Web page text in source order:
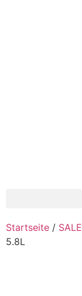
Startseite / SALE
5.8L